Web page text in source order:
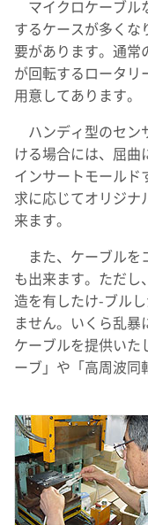
マイクロケーブル
するケースが多くな
要があります。通常
が回転するロータリ
用意してあります。
ハンディ型のセン
ける場合には、屈曲
インサートモールド
求に応じてオリジナ
来ます。
また、ケーブルを
も出来ます。ただし
造を有したけ-ブル
ません。いくら乱暴
ケーブルを提供いた
ーブ」や「高周波同